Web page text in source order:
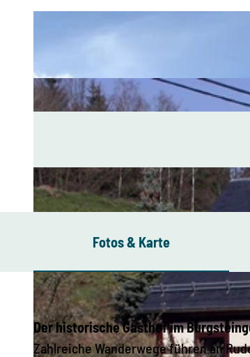
Fotos & Karte
Der historische Gasthof im
Zahlreiche Wanderwege führen an